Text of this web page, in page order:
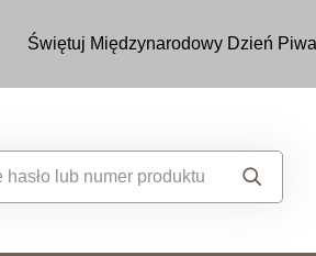
Świętuj Międzynarodowy Dzień